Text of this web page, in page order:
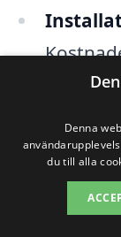
samt
kan
Denna
du till alla